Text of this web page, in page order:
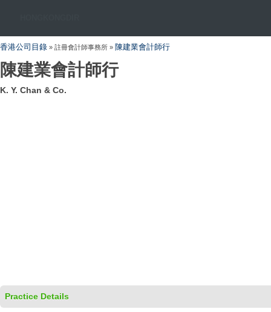
香港公司目錄 » 註冊會計師事務所 » 陳建業會計師行
陳建業會計師行
K. Y. Chan & Co.
Practice Details